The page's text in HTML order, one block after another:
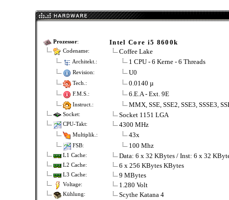
Prozessor: Intel Core i5 8600k
Codename: Coffee Lake
Architekt.: 1 CPU - 6 Kerne - 6 Threads
Revision: U0
Tech.: 0.0140 µ
F.M.S.: 6.E.A - Ext. 9E
Instruct.: MMX, SSE, SSE2, SSE3, SSSE3,
Socket: Socket 1151 LGA
CPU-Takt: 4300 MHz
Multiplik.: 43x
FSB: 100 Mhz
L1 Cache: Data: 6 x 32 KBytes / Inst: 6 x 32
L2 Cache: 6 x 256 KBytes KBytes
L3 Cache: 9 MBytes
Voltage: 1.280 Volt
Kühlung: Scythe Katana 4